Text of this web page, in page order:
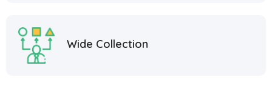
Wide Collection